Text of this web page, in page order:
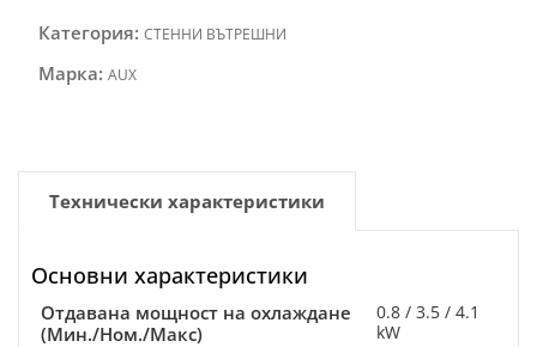
Категория: СТЕННИ ВЪТРЕШНИ
Марка: AUX
Технически характеристики
Основни характеристики
Отдавана мощност на охлаждане
(Мин./Ном./Макс)
0.8 / 3.5 / 4.1
kW